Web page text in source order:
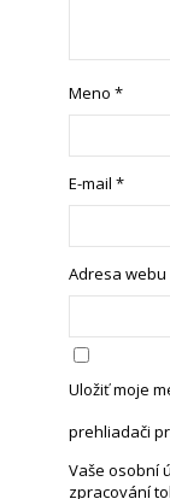
Meno*
E-mail*
Adresa webu
Uložiť moje
prehliadači
Vaše osobní
zpracování